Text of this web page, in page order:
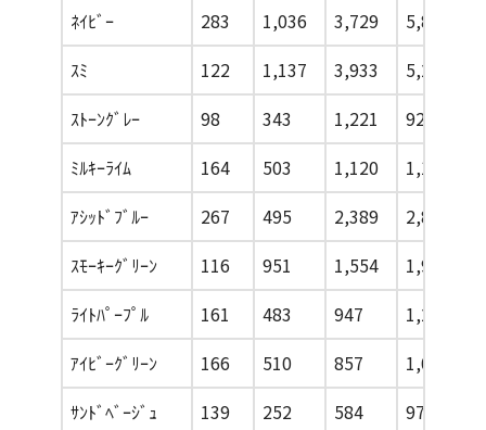
ﾈｲﾋﾞｰ 283 1,036 3,729 5,871
ｽﾐ
122 1,137 3,933 5,254
ｽﾄｰﾝｸﾞﾚｰ
98 343 1,221 927
ﾐﾙｷｰﾗｲﾑ
164 503 1,120 1,193
ｱｼｯﾄﾞﾌﾞﾙｰ
267 495 2,389 2,846
ｽﾓｰｷｰｸﾞﾘｰﾝ
116 951 1,554 1,940
ﾗｲﾄﾊﾟｰﾌﾟﾙ
161 483 947 1,243
ｱｲﾋﾞｰｸﾞﾘｰﾝ
166 510 857 1,005
ｻﾝﾄﾞﾍﾞｰｼﾞｭ
139 252 584 978